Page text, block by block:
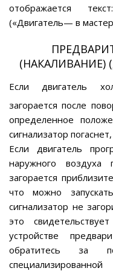
отображается
(«Двигатель— в
(НАКАЛИВАНИЕ)
Если двигатель
загорается после
определенное
сигнализатор
Если двигатель
наружного воздуха
загорается
что можно
сигнализатор не
это
устройстве
обратитесь за